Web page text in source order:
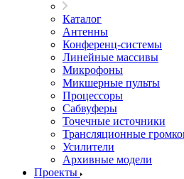
Каталог
Антенны
Конференц-системы
Линейные массивы
Микрофоны
Микшерные пульты
Процессоры
Сабвуферы
Точечные источники
Трансляционные
Усилители
Архивные модели
Проекты